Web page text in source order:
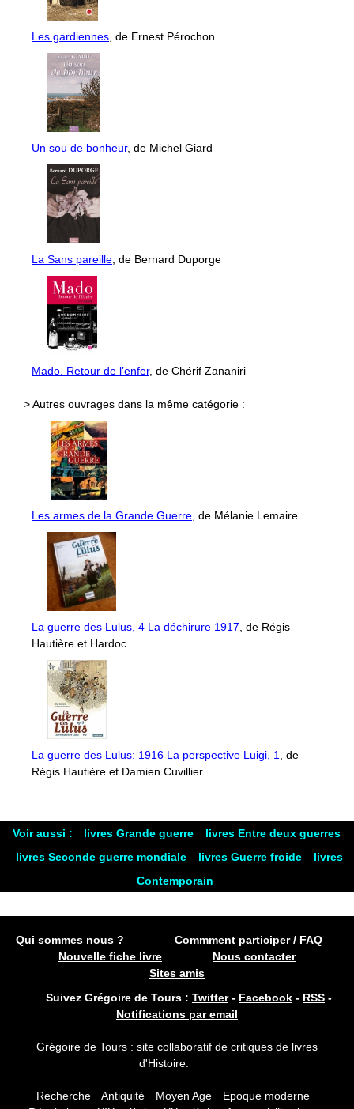
Les gardiennes, de Ernest Pérochon
Un sou de bonheur, de Michel Giard
La Sans pareille, de Bernard Duporge
Mado. Retour de l’enfer, de Chérif Zananiri
> Autres ouvrages dans la même catégorie :
Les armes de la Grande Guerre, de Mélanie Lemaire
La guerre des Lulus, 4 La déchirure 1917, de Régis
Hautière et Hardoc
La guerre des Lulus: 1916 La perspective Luigi, 1, de
Régis Hautière et Damien Cuvillier
Voir aussi : livres Grande guerre
livres Entre deux guerres
livres Seconde guerre mondiale
livres Guerre froide
livres
Contemporain
Qui sommes nous ?
Commment participer / FAQ
Nouvelle fiche livre
Nous contacter
Sites amis
Suivez Grégoire de Tours : Twitter- Facebook - RSS -
Notifications par email
Grégoire de Tours : site collaboratif de critiques de livres
d'Histoire.
Recherche Antiquité Moyen Age
Epoque moderne